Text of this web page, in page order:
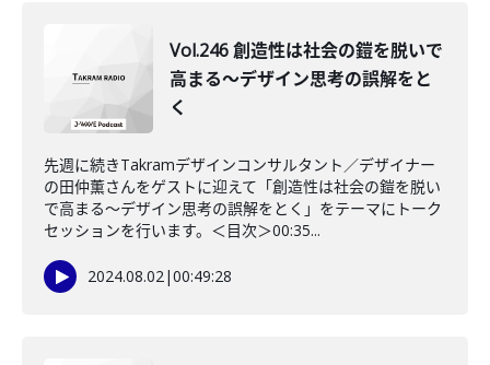
Vol.246 創造性は社会の鎧を脱いで
高まる〜デザイン思考の誤解をと
く
先週に続きTakramデザインコンサルタント／デザイナー
の田仲薫さんをゲストに迎えて「創造性は社会の鎧を脱い
で高まる〜デザイン思考の誤解をとく」をテーマにトーク
セッションを行います。＜目次＞00:35...
2024.08.02|00:49:28